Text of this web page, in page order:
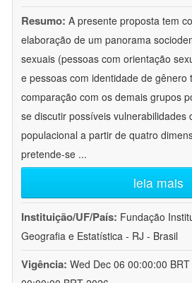
Resumo: A presente proposta tem
elaboração de um panorama
sexuais (pessoas com orientação
e pessoas com identidade de gênero
comparação com os demais grupos
se discutir possíveis vulnerabilidades
populacional a partir de quatro
pretende-se ...
leia mais
Instituição/UF/País: Fundação
Geografia e Estatística - RJ - Brasil
Vigência: Wed Dec 06 00:00:00